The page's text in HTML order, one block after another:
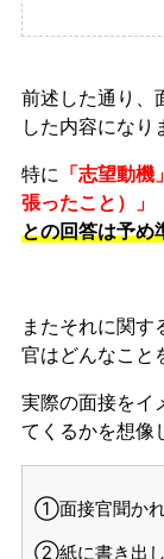
前述した通り、
した内容になり
特に 「志望動
張ったこと）」
との回答は予め
またそれに関す
官はどんなこと
実際の面接をイ
てくるかを想像
①面接官聞かれ
②紙に書き出し